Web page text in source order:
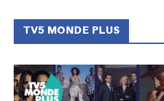
TV5 MONDE PLUS